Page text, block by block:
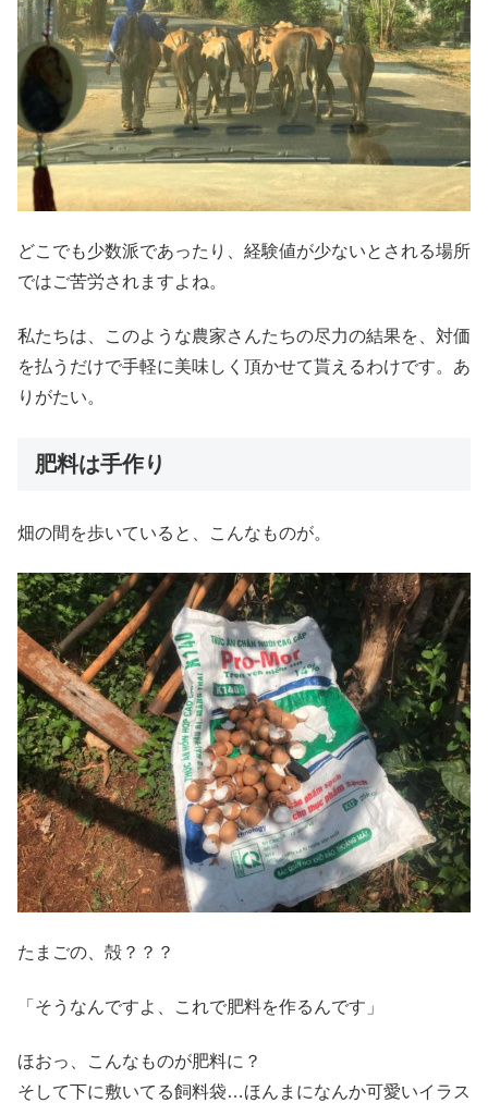
どこでも少数派であったり、経験値が少ないとされる場所
ではご苦労されますよね。
私たちは、このような農家さんたちの尽力の結果を、対価
を払うだけで手軽に美味しく頂かせて貰えるわけです。あ
りがたい。
肥料は手作り
畑の間を歩いていると、こんなものが。
たまごの、殻？？？
「そうなんですよ、これで肥料を作るんです」
ほおっ、こんなものが肥料に？
そして下に敷いてる飼料袋…ほんまになんか可愛いイラス